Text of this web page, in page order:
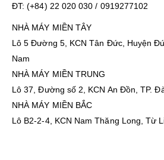
ĐT: (+84) 22 020 030 / 0919277102
NHÀ MÁY MIỀN TÂY
Lô 5 Đường 5, KCN Tân Đức, Huyện
Nam
NHÀ MÁY MIỀN TRUNG
Lô 37, Đường số 2, KCN An Đồn, TP.
NHÀ MÁY MIỀN BẮC
Lô B2-2-4, KCN Nam Thăng Long, Từ